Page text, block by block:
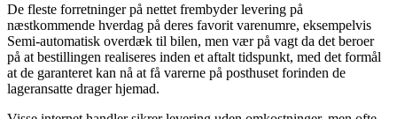
De fleste forretninger på nettet frembyder levering på
næstkommende hverdag på deres favorit varenumre, eksempelvis
Semi-automatisk overdæk til bilen, men vær på vagt da det beroer
på at bestillingen realiseres inden et aftalt tidspunkt, med det formål
at de garanteret kan nå at få varerne på posthuset forinden de
lageransatte drager hjemad.